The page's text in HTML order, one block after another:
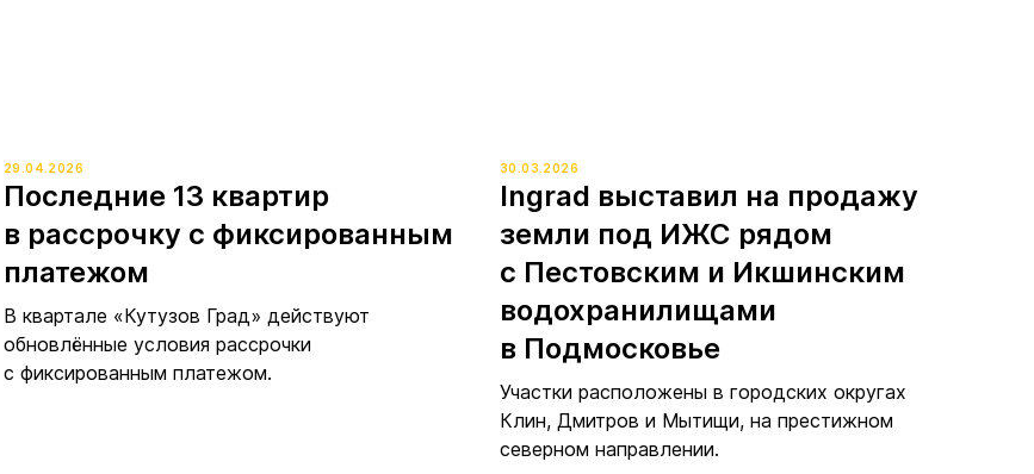
29.04.2026
Последние 13 квартир
в рассрочку с фиксированным
платежом
В квартале «Кутузов Град» действуют
обновлённые условия рассрочки
с фиксированным платежом.
30.03.2026
Ingrad выставил на продажу
земли под ИЖС рядом
с Пестовским и Икшинским
водохранилищами
в Подмосковье
Участки расположены в городских округах
Клин, Дмитров и Мытищи, на престижном
северном направлении.